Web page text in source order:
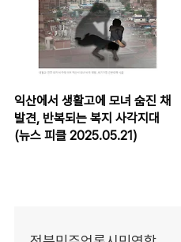
익산에서 생활고에 모녀 숨진 채
발견, 반복되는 복지 사각지대
(뉴스 피클 2025.05.21)